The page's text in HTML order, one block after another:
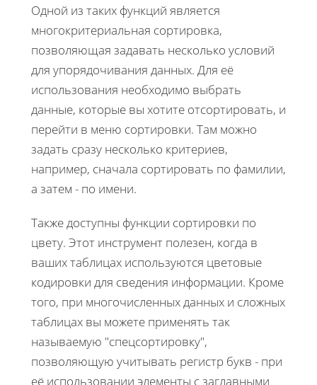
Одной из таких функций является
многокритериальная сортировка,
позволяющая задавать несколько условий
для упорядочивания данных. Для её
использования необходимо выбрать
данные, которые вы хотите отсортировать, и
перейти в меню сортировки. Там можно
задать сразу несколько критериев,
например, сначала сортировать по фамилии,
а затем - по имени.
Также доступны функции сортировки по
цвету. Этот инструмент полезен, когда в
ваших таблицах используются цветовые
кодировки для сведения информации. Кроме
того, при многочисленных данных и сложных
таблицах вы можете применять так
называемую "спецсортировку",
позволяющую учитывать регистр букв - при
её использовании элементы с заглавными